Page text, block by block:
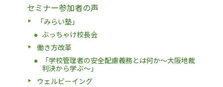
セミナー参加者の声
「みらい塾」
ぶっちゃけ校長会
働き方改革
「学校管理者の安全配慮義務とは何か〜大阪地裁
判決から学ぶ〜」
ウェルビーイング